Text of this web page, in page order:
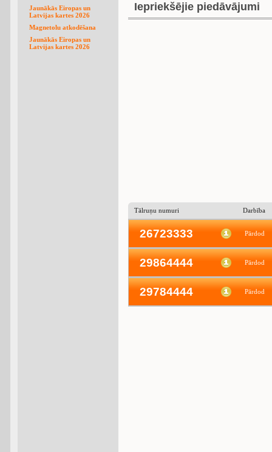
Jaunākās Eiropas un
Latvijas kartes 2026
Magnetolu atkodēšana
Jaunākās Eiropas un
Latvijas kartes 2026
Iepriekšējie piedāvājumi
Tālruņu numuri Darbība
26723333 Pārdod
29864444 Pārdod
29784444 Pārdod